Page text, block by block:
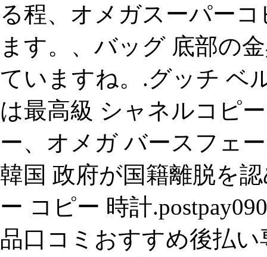
る程、オメガスーパー
ます。、バッグ 底部の
ていますね。.グッチ ベ
は最高級 シャネルコピ
ー、オメガ バースフェ
韓国 政府が国籍離脱を
ー コピー 時計
品口コミおすすめ後払い